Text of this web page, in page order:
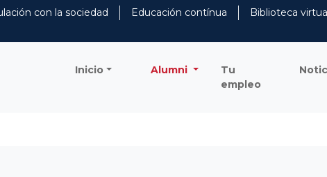
con la sociedad Educación contínua
Biblioteca
Inicio Alumni
Tu
empleo